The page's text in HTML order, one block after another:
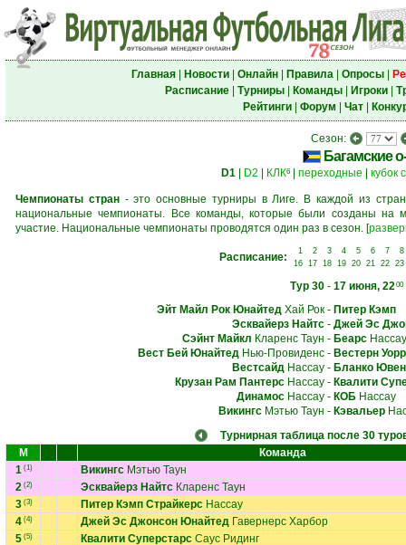
Главная| Новости| Онлайн| Правила| Опросы|
Расписание| Турниры| Команды| Игроки|
Рейтинги| Форум Чат|
Сезон:
Багамские
D1 D2 КЛК6 переходные кубок
Чемпионаты стран- это основные турниры в Лиге. В каждой из
национальные чемпионаты. Все команды, которые были созданы на
участие. Национальные чемпионаты проводятся один раз в сезон. [
Расписание: 1 2 3 4 5 6 7
8
16
17 18 19 20 21 22 23
Тур 30- 17 июня, 2200
Эйт Майл Рок ЮнайтедХай Рок- Питер Кэмп
Эсквайерз Найтс- Джей Эс
Сэйнт Майкл Кларенс Таун - БеарсНассау
Вест Бей ЮнайтедНью-Провиденс- Вестерн
ВестсайдНассау- Бланко
Крузан Рам ПантерсНассау- Квалити
ДинамосНассау- КОБНассау
ВикингсМэтью Таун - Кэвальер
Турнирная таблица после 30
М
Команда
1 (1) Викингс Мэтью Таун
2 (2) Эсквайерз Найтс Кларенс Таун
3 (3) Питер Кэмп Страйкерс Нассау
4 (4) Джей Эс Джонсон Юнайтед Гавернерс Харбор
5 (5) Квалити Суперстарс Саус Ридинг